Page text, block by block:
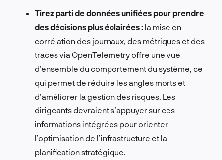
Tirez parti de données unifiées pour prendre
des décisions plus éclairées : la mise en
corrélation des journaux, des métriques et des
traces via OpenTelemetry offre une vue
d’ensemble du comportement du système, ce
qui permet de réduire les angles morts et
d’améliorer la gestion des risques. Les
dirigeants devraient s’appuyer sur ces
informations intégrées pour orienter
l’optimisation de l’infrastructure et la
planification stratégique.